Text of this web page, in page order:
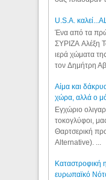
U.S.A.
Ένα από τα
ΣΥΡΙΖΑ Αλέξη
ιερά χώματα
τον Δημήτρη
Αίμα και
χώρα, αλλά ο
Εγχώριο
τοκογλύφοι,
Θαρτσερική
Alternative). ...
Καταστροφική
ευρωπαϊκό